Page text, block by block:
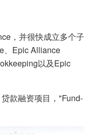
，并很快成立多个子
、Epic Alliance
以及Epic
款融资项目，"Fund-